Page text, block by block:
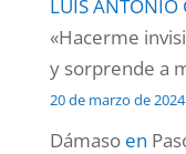
LUIS ANTONIO
«Hacerme
y sorprende a
20 de marzo de 2024
Dámasoen